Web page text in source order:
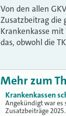
Von den allen
Zusatzbeitrag die
Krankenkasse
das, obwohl die
Mehr zum
Krankenkassen
Angekündigt war es
Zusatzbeiträge